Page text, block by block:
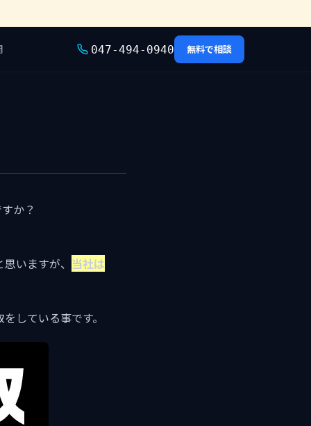
047-494-0940 無料で相談
か？
いますが、 当社は
している事です。